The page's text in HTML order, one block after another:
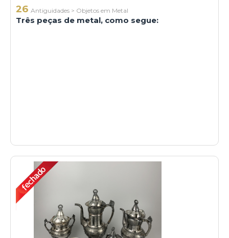
26 Antiguidades > Objetos em Metal
Três peças de metal, como segue: